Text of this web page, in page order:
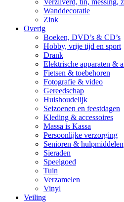
Verzilverd, tin, messing,
Wanddecoratie
Zink
Overig
Boeken, DVD’s & CD’s
Hobby, vrije tijd en sport
Drank
Elektrische apparaten &
Fietsen & toebehoren
Fotografie & video
Gereedschap
Huishoudelijk
Seizoenen en feestdagen
Kleding & accessoires
Massa is Kassa
Persoonlijke verzorging
Senioren & hulpmiddelen
Sieraden
Speelgoed
Tuin
Verzamelen
Vinyl
Veiling